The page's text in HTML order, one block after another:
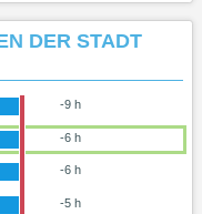
DER STADT
-9 h
-6 h
-6 h
-5 h